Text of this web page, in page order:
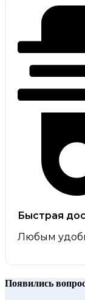
Быстрая
Любым
Появились